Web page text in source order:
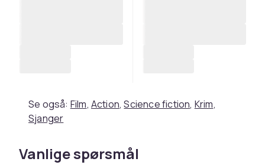
Se også: Film, Action,Science fiction, Krim,
Sjanger
Vanlige spørsmål